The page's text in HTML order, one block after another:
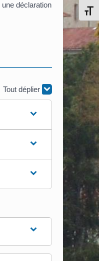
déclaration
Tout déplier